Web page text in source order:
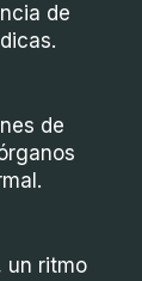
de
de
un ritmo